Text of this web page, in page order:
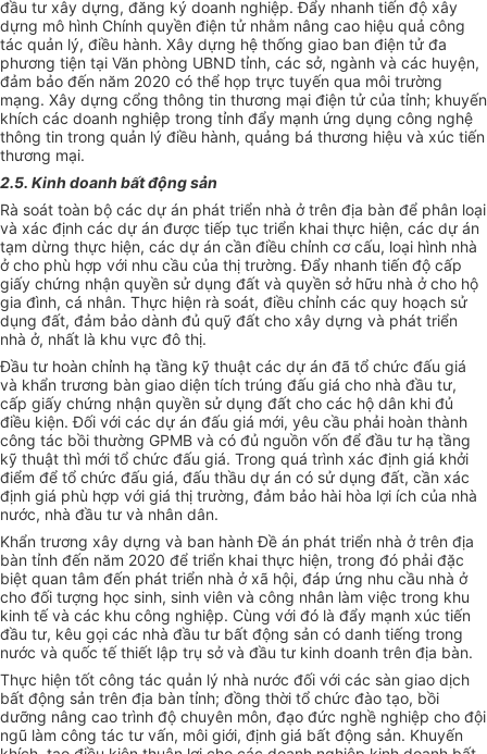
đầu tư xây dựng, đăng ký doanh nghiệp. Đẩy nhanh tiến độ xây
dựng mô hình Chính quyền điện tử nhằm nâng cao hiệu quả công
tác quản lý, điều hành. Xây dựng hệ thống giao ban điện tử đa
phương tiện tại Văn phòng UBND tỉnh, các sở, ngành và các huyện,
đảm bảo đến năm 2020 có thể họp trực tuyến qua môi trường
mạng. Xây dựng cổng thông tin thương mại điện tử của tỉnh; khuyến
khích các doanh nghiệp trong tỉnh đẩy mạnh ứng dụng công nghệ
thông tin trong quản lý điều hành, quảng bá thương hiệu và xúc tiến
thương mại.
2.5. Kinh doanh bất động sản
Rà soát toàn bộ các dự án phát triển nhà ở trên địa bàn để phân loại
và xác định các dự án được tiếp tục triển khai thực hiện, các dự án
tạm dừng thực hiện, các dự án cần điều chỉnh cơ cấu, loại hình nhà
ở cho phù hợp với nhu cầu của thị trường. Đẩy nhanh tiến độ cấp
giấy chứng nhận quyền sử dụng đất và quyền sở hữu nhà ở cho hộ
gia đình, cá nhân. Thực hiện rà soát, điều chỉnh các quy hoạch sử
dụng đất, đảm bảo dành đủ quỹ đất cho xây dựng và phát triển
nhà ở, nhất là khu vực đô thị.
Đầu tư hoàn chỉnh hạ tầng kỹ thuật các dự án đã tổ chức đấu giá
và khẩn trương bàn giao diện tích trúng đấu giá cho nhà đầu tư,
cấp giấy chứng nhận quyền sử dụng đất cho các hộ dân khi đủ
điều kiện. Đối với các dự án đấu giá mới, yêu cầu phải hoàn thành
công tác bồi thường GPMB và có đủ nguồn vốn để đầu tư hạ tầng
kỹ thuật thì mới tổ chức đấu giá. Trong quá trình xác định giá khởi
điểm để tổ chức đấu giá, đấu thầu dự án có sử dụng đất, cần xác
định giá phù hợp với giá thị trường, đảm bảo hài hòa lợi ích của nhà
nước, nhà đầu tư và nhân dân.
Khẩn trương xây dựng và ban hành Đề án phát triển nhà ở trên địa
bàn tỉnh đến năm 2020 để triển khai thực hiện, trong đó phải đặc
biệt quan tâm đến phát triển nhà ở xã hội, đáp ứng nhu cầu nhà ở
cho đối tượng học sinh, sinh viên và công nhân làm việc trong khu
kinh tế và các khu công nghiệp. Cùng với đó là đẩy mạnh xúc tiến
đầu tư, kêu gọi các nhà đầu tư bất động sản có danh tiếng trong
nước và quốc tế thiết lập trụ sở và đầu tư kinh doanh trên địa bàn.
Thực hiện tốt công tác quản lý nhà nước đối với các sàn giao dịch
bất động sản trên địa bàn tỉnh; đồng thời tổ chức đào tạo, bồi
dưỡng nâng cao trình độ chuyên môn, đạo đức nghề nghiệp cho đội
ngũ làm công tác tư vấn, môi giới, định giá bất động sản. Khuyến